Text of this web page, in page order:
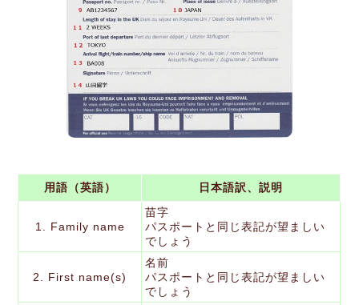
用語（英語） 日本語訳、説明
1. Family name
苗字
パスポートと同じ表記が望ましい
でしょう
2. First name(s)
名前
パスポートと同じ表記が望ましい
でしょう